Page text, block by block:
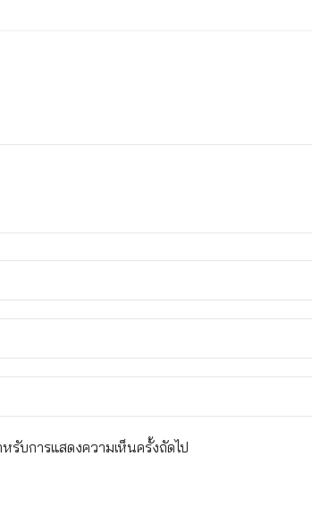
รับการแสดงความเห็นครั้งถัดไป